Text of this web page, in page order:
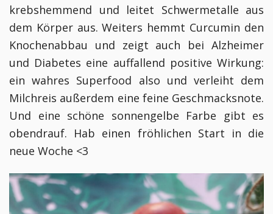
krebshemmend und leitet Schwermetalle aus
dem Körper aus. Weiters hemmt Curcumin den
Knochenabbau und zeigt auch bei Alzheimer
und Diabetes eine auffallend positive Wirkung:
ein wahres Superfood also und verleiht dem
Milchreis außerdem eine feine Geschmacksnote.
Und eine schöne sonnengelbe Farbe gibt es
obendrauf. Hab einen fröhlichen Start in die
neue Woche <3